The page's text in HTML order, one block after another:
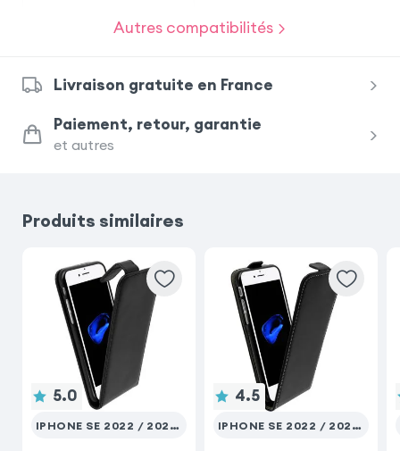
Samsung Galaxy A10
Xiaomi Redmi Note 10 Pro
Xiaomi 11 Lite 5G NE Xiaomi Mi 11 Lite
Xiaomi Redmi Note 9 Pro
Autres compatibilités
Livraison gratuite en France
Paiement, retour, garantie
et autres
Produits similaires
5.0
IPHONE SE 2022 / 2020 ET 8 / 7
4.5
IPHONE SE 2022 / 2020 ET 8 / 7